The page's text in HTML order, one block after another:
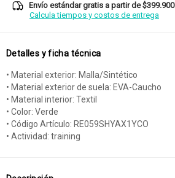
Envío estándar gratis a partir de $399.900
Calcula tiempos y costos de entrega
Detalles y ficha técnica
• Material exterior: Malla/Sintético
• Material exterior de suela: EVA-Caucho
• Material interior: Textil
• Color: Verde
• Código Artículo: RE059SHYAX1YCO
• Actividad: training